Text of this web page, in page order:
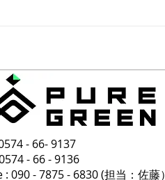
- 66- 9137
- 66 - 9136
: 090 - 7875 - 6830 (担当：佐藤）